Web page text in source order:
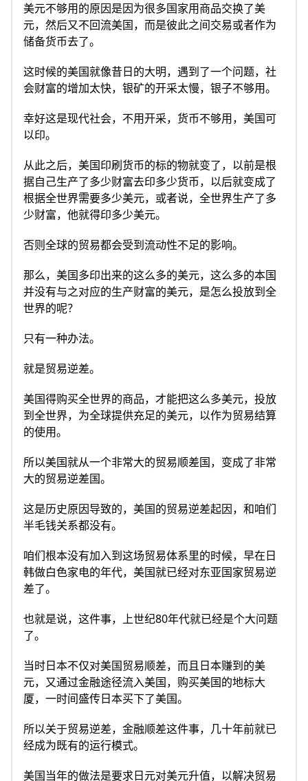
美元不够用的原因是因为很多国家用商品交换了美
元，然后又不回流美国，而是彼此之间交易或者作为
储备货币去了。
这时候的美国就像昔日的大明，遇到了一个问题，社
会财富的增加太快，银矿的开采太慢，银子不够用。
幸好这是现代社会，不用开采，货币不够用，美国可
以印。
从此之后，美国印刷货币的标的物就变了，以前是根
据自己生产了多少财富去印多少货币，以后就变成了
根据全世界需要多少美元，或者说，全世界生产了多
少财富，他就得印多少美元。
否则全球的贸易都会受到流动性不足的影响。
那么，美国多印出来的这么多的美元，这么多的本国
并没有与之对应的生产财富的美元，是怎么投放到全
世界的呢？
只有一种办法。
就是贸易逆差。
美国得购买全世界的商品，才能把这么多美元，投放
到全世界，为全球提供充足的美元，以作为贸易结算
的使用。
所以美国就从一个非常大的贸易顺差国，变成了非常
大的贸易逆差国。
这是历史原因导致的，美国的贸易逆差起因，和咱们
半毛钱关系都没有。
咱们根本没有加入到这场贸易体系里的时候，早在日
韩做白色家电的年代，美国就已经对东亚国家贸易逆
差了。
也就是说，这件事，上世纪80年代就已经是个大问题
了。
当时日本不仅对美国贸易顺差，而且日本赚到的美
元，又通过金融途径流入美国，购买美国的地标大
厦，一时间盛传日本买下了美国。
所以关于贸易逆差，金融顺差这件事，几十年前就已
经成为既有的运行模式。
美国当年的做法是要求日元对美元升值，以解决贸易